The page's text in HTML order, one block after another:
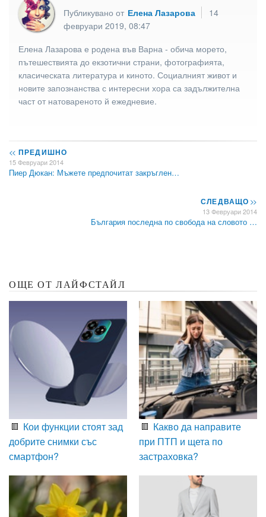
Публикувано от Елена Лазарова
14
февруари 2019, 08:47
Елена Лазарова е родена във Варна - обича морето,
пътешествията до екзотични страни, фотографията,
класическата литература и киното. Социалният живот и
новите запознанства с интересни хора са задължителна
част от натовареното й ежедневие.
<< ПРЕДИШНО
15 Февруари 2014
Пиер Дюкан: Мъжете предпочитат закръглен…
СЛЕДВАЩО>>
13 Февруари 2014
България последна по свобода на словото …
ОЩЕ ОТ ЛАЙФСТАЙЛ
Кои функции стоят зад
добрите снимки със
смартфон?
Какво да направите
при ПТП и щета по
застраховка?